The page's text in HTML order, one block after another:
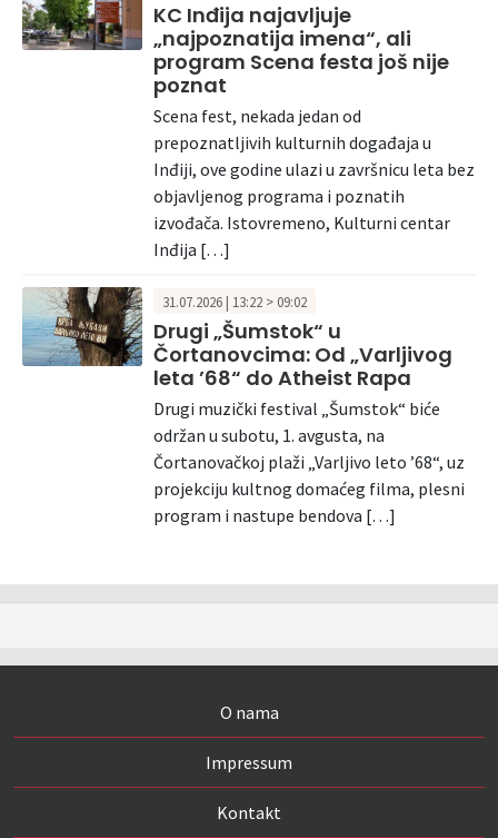
KC Inđija najavljuje
„najpoznatija imena“, ali
program Scena festa još nije
poznat
Scena fest, nekada jedan od
prepoznatljivih kulturnih događaja u
Inđiji, ove godine ulazi u završnicu leta bez
objavljenog programa i poznatih
izvođača. Istovremeno, Kulturni centar
Inđija […]
31.07.2026 | 13:22 > 09:02
Drugi „Šumstok“ u
Čortanovcima: Od „Varljivog
leta ’68“ do Atheist Rapa
Drugi muzički festival „Šumstok“ biće
održan u subotu, 1. avgusta, na
Čortanovačkoj plaži „Varljivo leto ’68“, uz
projekciju kultnog domaćeg filma, plesni
program i nastupe bendova […]
O nama
Impressum
Kontakt